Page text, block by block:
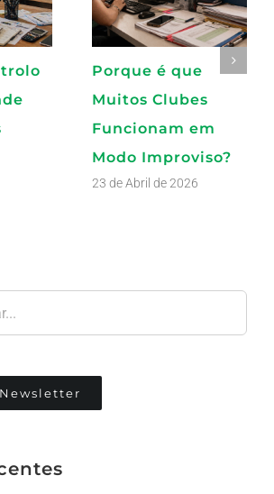
Porque é que
Muitos Clubes
Funcionam em
Modo Improviso?
23 de Abril de 2026